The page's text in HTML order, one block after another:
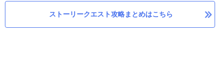
ストーリークエスト攻略まとめはこちら